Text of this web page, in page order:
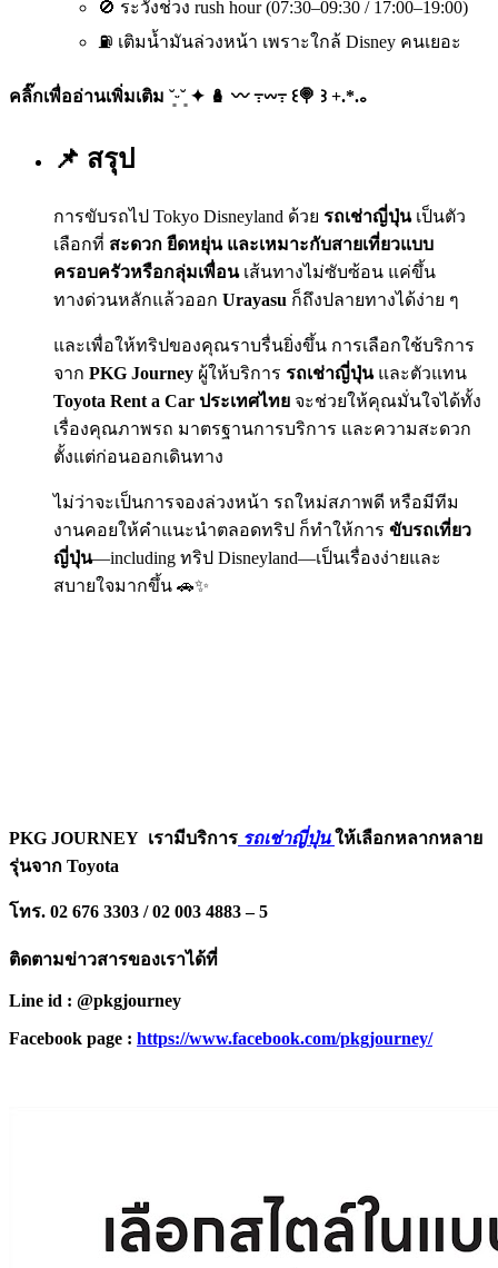
🚫 ระวังช่วง rush hour (07:30–09:30 / 17:00–19:00)
⛽ เติมน้ำมันล่วงหน้า เพราะใกล้ Disney คนเยอะ
คลิ๊กเพื่ออ่านเพิ่มเติม ˘͈ᵕ˘͈ ✦ 🪆 〰️ ߹𖥦߹ ꒰🍭 ꒱ +.*.｡
📌 สรุป
การขับรถไป Tokyo Disneyland ด้วย รถเช่าญี่ปุ่นเป็นตัว
เลือกที่ สะดวก ยืดหยุ่น และเหมาะกับสายเที่ยวแบบ
ครอบครัวหรือกลุ่มเพื่อนเส้นทางไม่ซับซ้อน แค่ขึ้น
ทางด่วนหลักแล้วออก Urayasu ก็ถึงปลายทางได้ง่าย ๆ
และเพื่อให้ทริปของคุณราบรื่นยิ่งขึ้น การเลือกใช้บริการ
จาก PKG Journey ผู้ให้บริการ รถเช่าญี่ปุ่นและตัวแทน
Toyota Rent a Car ประเทศไทย จะช่วยให้คุณมั่นใจได้ทั้ง
เรื่องคุณภาพรถ มาตรฐานการบริการ และความสะดวก
ตั้งแต่ก่อนออกเดินทาง
ไม่ว่าจะเป็นการจองล่วงหน้า รถใหม่สภาพดี หรือมีทีม
งานคอยให้คำแนะนำตลอดทริป ก็ทำให้การ ขับรถเที่ยว
ญี่ปุ่น—including ทริป Disneyland—เป็นเรื่องง่ายและ
สบายใจมากขึ้น 🚗✨
PKG JOURNEY เรามีบริการ รถเช่าญี่ปุ่น ให้เลือกหลากหลาย
รุ่นจาก Toyota
โทร. 02 676 3303 / 02 003 4883 – 5
ติดตามข่าวสารของเราได้ที่
Line id : @pkgjourney
Facebook page : https://www.facebook.com/pkgjourney/